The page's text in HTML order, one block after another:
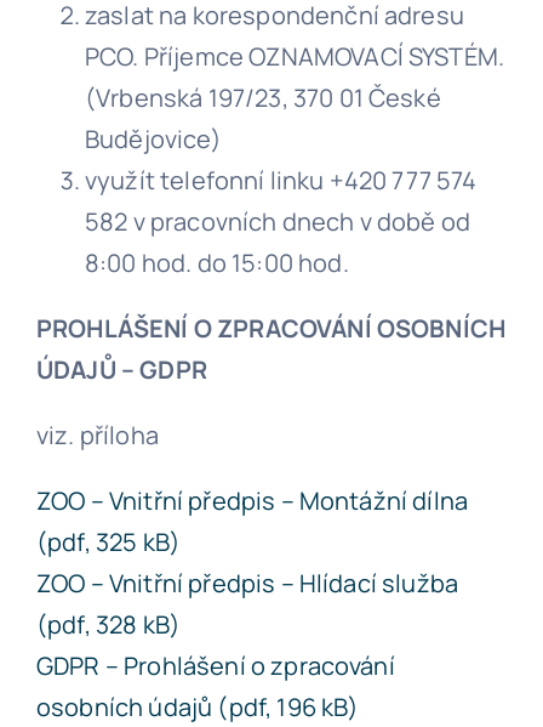
zaslat na korespondenční adresu
PCO. Příjemce OZNAMOVACÍ SYSTÉM.
(Vrbenská 197/23, 370 01 České
Budějovice)
využít telefonní linku +420 777 574
582 v pracovních dnech v době od
8:00 hod. do 15:00 hod.
PROHLÁŠENÍ O ZPRACOVÁNÍ OSOBNÍCH
ÚDAJŮ – GDPR
viz. příloha
ZOO – Vnitřní předpis – Montážní dílna
(pdf, 325 kB)
ZOO – Vnitřní předpis – Hlídací služba
(pdf, 328 kB)
GDPR – Prohlášení o zpracování
osobních údajů (pdf, 196 kB)